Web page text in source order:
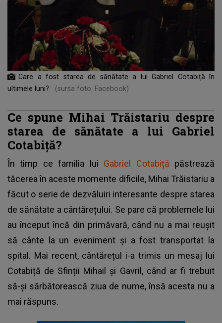
Care a fost starea de sănătate a lui Gabriel Cotabiță în
ultimele luni?
(sursa foto: Facebook)
Ce spune Mihai Trăistariu despre
starea de sănătate a lui Gabriel
Cotabiță?
În timp ce familia lui Gabriel Cotabiță păstrează
tăcerea în aceste momente dificile, Mihai Trăistariu a
făcut o serie de dezvăluiri interesante despre starea
de sănătate a cântărețului. Se pare că problemele lui
au început încă din primăvară, când nu a mai reușit
să cânte la un eveniment și a fost transportat la
spital. Mai recent, cântărețul i-a trimis un mesaj lui
Cotabiță de Sfinții Mihail și Gavril, când ar fi trebuit
să-și sărbătorească ziua de nume, însă acesta nu a
mai răspuns.